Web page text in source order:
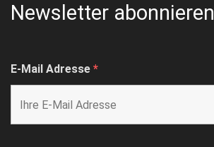
Newsletter abonnieren
E-Mail Adresse *